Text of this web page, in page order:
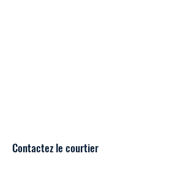
Contactez le courtier